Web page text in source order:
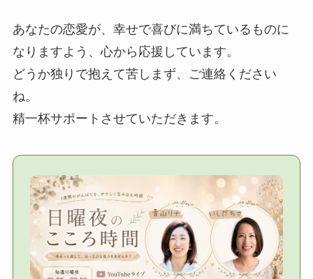
あなたの恋愛が、幸せで喜びに満ちているものに
なりますよう、心から応援しています。
どうか独りで抱えて苦しまず、ご連絡ください
ね。
精一杯サポートさせていただきます。